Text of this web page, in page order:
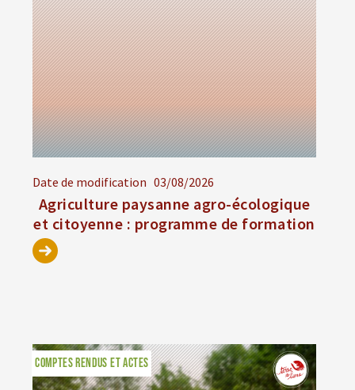
Date de modification 03/08/2026
Agriculture paysanne agro-écologique
et citoyenne : programme de formation
COMPTES RENDUS ET ACTES